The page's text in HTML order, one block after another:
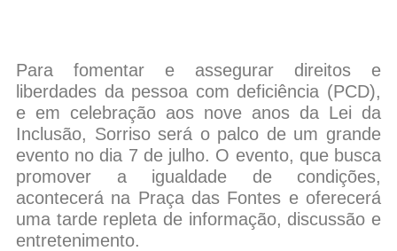
Para fomentar e assegurar direitos e
liberdades da pessoa com deficiência (PCD),
e em celebração aos nove anos da Lei da
Inclusão, Sorriso será o palco de um grande
evento no dia 7 de julho. O evento, que busca
promover a igualdade de condições,
acontecerá na Praça das Fontes e oferecerá
uma tarde repleta de informação, discussão e
entretenimento.